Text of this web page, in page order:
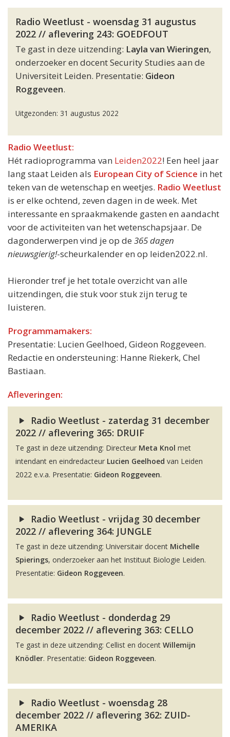
Radio Weetlust - woensdag 31 augustus
2022 // aflevering 243: GOEDFOUT
Te gast in deze uitzending: Layla van Wieringen,
onderzoeker en docent Security Studies aan de
Universiteit Leiden. Presentatie: Gideon
Roggeveen.
Uitgezonden: 31 augustus 2022
Radio Weetlust:
Hét radioprogramma van Leiden2022! Een heel jaar
lang staat Leiden als European City of Science in het
teken van de wetenschap en weetjes. Radio Weetlust
is er elke ochtend, zeven dagen in de week. Met
interessante en spraakmakende gasten en aandacht
voor de activiteiten van het wetenschapsjaar. De
dagonderwerpen vind je op de 365 dagen
nieuwsgierig!-scheurkalender en op leiden2022.nl.
Hieronder tref je het totale overzicht van alle
uitzendingen, die stuk voor stuk zijn terug te
luisteren.
Programmamakers:
Presentatie: Lucien Geelhoed, Gideon Roggeveen.
Redactie en ondersteuning: Hanne Riekerk, Chel
Bastiaan.
Afleveringen:
Radio Weetlust - zaterdag 31 december
2022 // aflevering 365: DRUIF
Te gast in deze uitzending: Directeur Meta Knol met
intendant en eindredacteur Lucien Geelhoed van Leiden
2022 e.v.a. Presentatie: Gideon Roggeveen.
Radio Weetlust - vrijdag 30 december
2022 // aflevering 364: JUNGLE
Te gast in deze uitzending: Universitair docent Michelle
Spierings, onderzoeker aan het Instituut Biologie Leiden.
Presentatie: Gideon Roggeveen.
Radio Weetlust - donderdag 29
december 2022 // aflevering 363: CELLO
Te gast in deze uitzending: Cellist en docent Willemijn
Knödler. Presentatie: Gideon Roggeveen.
Radio Weetlust - woensdag 28
december 2022 // aflevering 362: ZUID-
AMERIKA